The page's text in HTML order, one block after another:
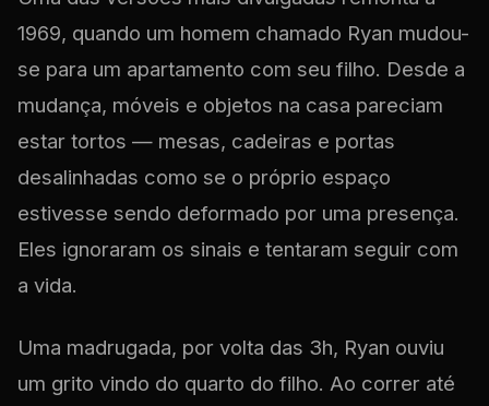
1969, quando um homem chamado Ryan mudou-
se para um apartamento com seu filho. Desde a
mudança, móveis e objetos na casa pareciam
estar tortos — mesas, cadeiras e portas
desalinhadas como se o próprio espaço
estivesse sendo deformado por uma presença.
Eles ignoraram os sinais e tentaram seguir com
a vida.
Uma madrugada, por volta das 3h, Ryan ouviu
um grito vindo do quarto do filho. Ao correr até